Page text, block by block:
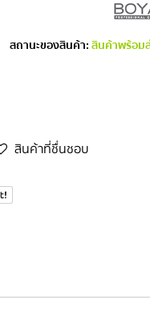
สถานะของสินค้า:สินค้าพร้อม
สินค้าที่ชื่นชอบ